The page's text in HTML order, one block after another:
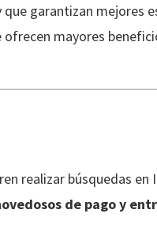
garantizan mejores
mayores
realizar búsquedas en
de pago y